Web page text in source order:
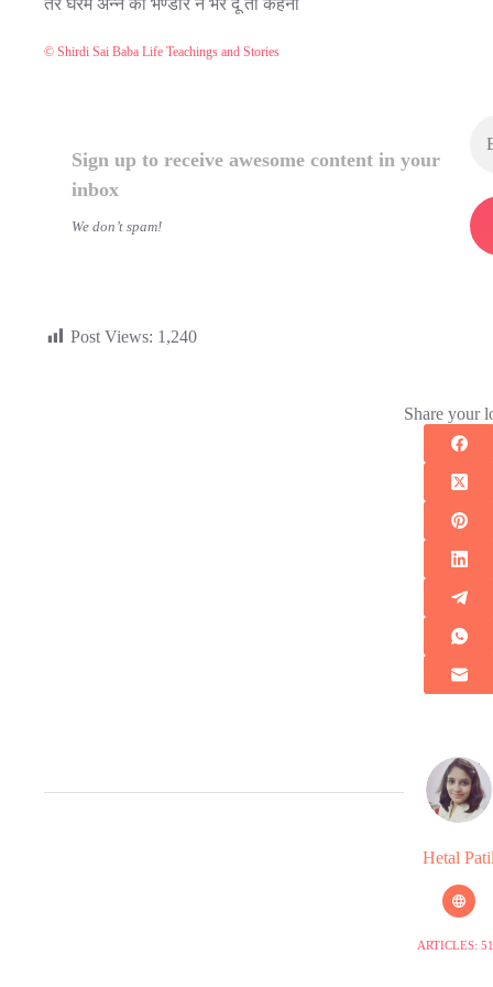
तेरे घरमे अन्न का भण्डार न भर दू तो कहना
© Shirdi Sai Baba Life Teachings and Stories
Sign up to receive awesome content in your
inbox
We don’t spam!
Post Views: 1,240
Share your
Hetal
ARTICLES: